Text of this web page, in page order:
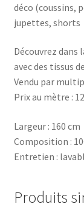
déco (coussins,
jupettes, shorts
Découvrez
avec des tissus
Vendu par
Prix au mètre :
Largeur : 160 cm
Composition :
Entretien :
Produits